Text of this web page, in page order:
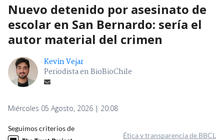
Nuevo detenido por asesinato de
escolar en San Bernardo: sería el
autor material del crimen
Kevin Vejar
Periodista en BioBioChile
Miércoles 05 Agosto, 2026 | 20:08
Seguimos criterios de
Ética y transparencia de BBCL